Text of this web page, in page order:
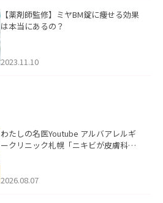
【薬剤師監修】ミヤBM錠に痩せる効果
は本当にあるの？
2023.11.10
わたしの名医Youtube アルバアレルギ
ークリニック札幌「ニキビが皮膚科で
ました。
2026.08.07